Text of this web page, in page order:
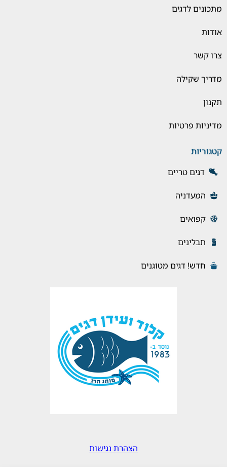
מתכונים לדגים
אודות
צרו קשר
מדריך שקילה
תקנון
מדיניות פרטיות
קטגוריות
דגים טריים
המעדניה
קפואים
תבלינים
חדש! דגים מטוגנים
הצהרת נגישות